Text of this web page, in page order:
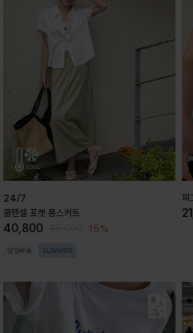
24/7
쿨텐셀 포켓 롱스커트
40,800 15%
피